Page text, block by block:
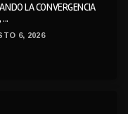
LA CONVERGENCIA
6, 2026